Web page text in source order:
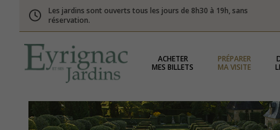
Les jardins sont ouverts tous les jours de 8h30 à 19h, sans
réservation.
ACHETER
MES BILLETS
PRÉPARER
MA VISITE